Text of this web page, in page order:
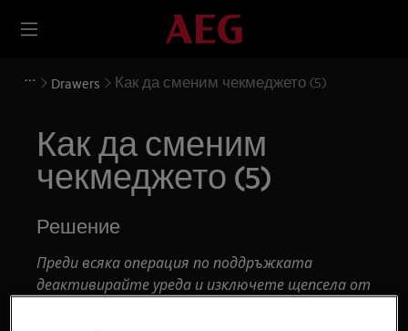
Drawers Как да сменим чекмеджето (5)
Как да сменим
чекмеджето (5)
Решение
Преди всяка операция по поддръжката
деактивирайте уреда и изключете щепсела от